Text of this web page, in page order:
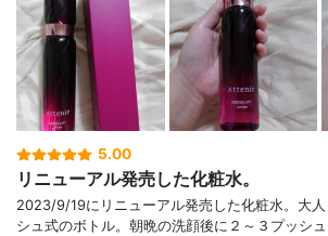
5.00
リニューアル発売した化粧水。
2023/9/19にリニューアル発売した化粧水。大
シュ式のボトル。朝晩の洗顔後に２～３プッシ